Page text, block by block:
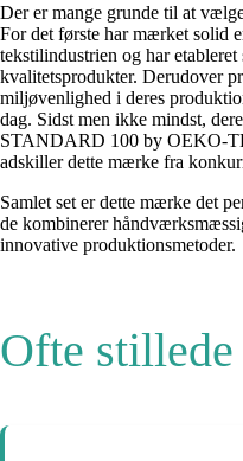
Der er mange grunde til at
For det første har mærket solid
tekstilindustrien og har
kvalitetsprodukter. Derudover
miljøvenlighed i deres
dag. Sidst men ikke mindst,
STANDARD 100 by OEKO-
adskiller dette mærke fra
Samlet set er dette mærke det
de kombinerer
innovative produktionsmetoder.
Ofte stillede